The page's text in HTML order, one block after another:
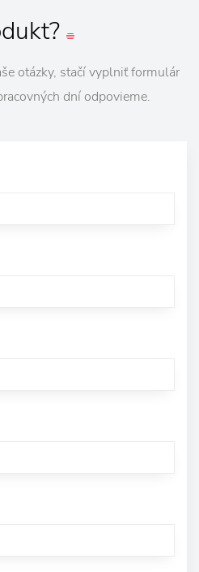
otázky, stačí vyplniť formulár
dní odpovieme.